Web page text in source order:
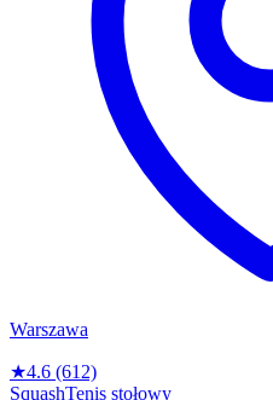
Warszawa
★4.6 (612)
SquashTenis stołowy